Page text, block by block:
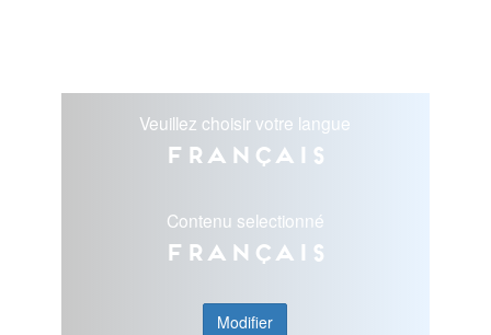
Veuillez choisir votre langue
Français
Contenu selectionné
Français
Modifier